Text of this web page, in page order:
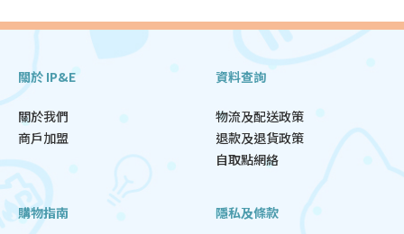
關於 IP&E
關於我們
商戶加盟
資料查詢
物流及配送政策
退款及退貨政策
自取點網絡
購物指南 隱私及條款